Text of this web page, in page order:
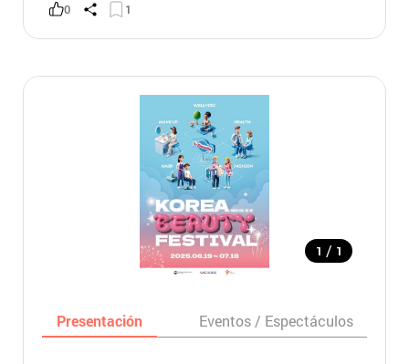
0 1
1 / 1
Presentación Eventos / Espectáculos